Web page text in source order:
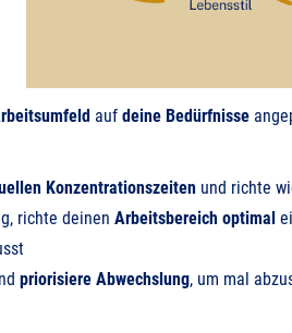
auf deine Bedürfnisse
Konzentrationszeiten und richte
richte deinen Arbeitsbereich optimal
priorisiere Abwechslung, um mal